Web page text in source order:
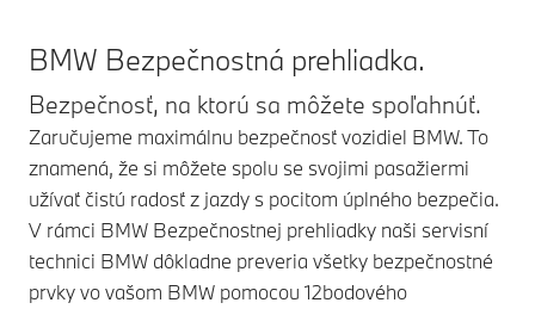
BMW Bezpečnostná prehliadka.
Bezpečnosť, na ktorú sa môžete spoľahnúť.
Zaručujeme maximálnu bezpečnosť vozidiel BMW. To
znamená, že si môžete spolu se svojimi pasažiermi
užívať čistú radosť z jazdy s pocitom úplného bezpečia.
V rámci BMW Bezpečnostnej prehliadky naši servisní
technici BMW dôkladne preveria všetky bezpečnostné
prvky vo vašom BMW pomocou 12bodového